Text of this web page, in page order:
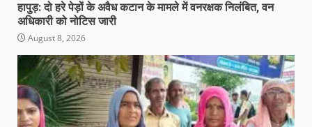
हापुड़: दो हरे पेड़ों के अवैध कटान के मामले में वनरक्षक निलंबित, वन
अधिकारी को नोटिस जारी
August 8, 2026